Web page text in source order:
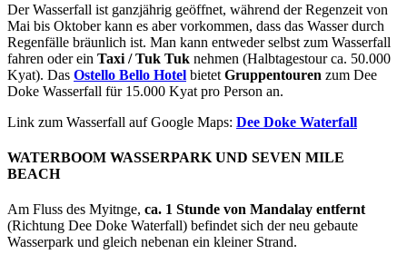
Der Wasserfall ist ganzjährig geöffnet, während der Regenzeit von
Mai bis Oktober kann es aber vorkommen, dass das Wasser durch
Regenfälle bräunlich ist. Man kann entweder selbst zum Wasserfall
fahren oder ein Taxi / Tuk Tuk nehmen (Halbtagestour ca. 50.000
Kyat). Das Ostello Bello Hotel bietet Gruppentouren zum Dee
Doke Wasserfall für 15.000 Kyat pro Person an.
Link zum Wasserfall auf Google Maps: Dee Doke Waterfall
WATERBOOM WASSERPARK UND SEVEN MILE
BEACH
Am Fluss des Myitnge, ca. 1 Stunde von Mandalay entfernt
(Richtung Dee Doke Waterfall) befindet sich der neu gebaute
Wasserpark und gleich nebenan ein kleiner Strand.